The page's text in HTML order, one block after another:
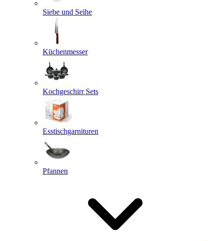
Siebe und Seihe
Küchenmesser
Kochgeschirr Sets
Esstischgarnituren
Pfannen